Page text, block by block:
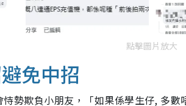
點擊圖片放大
免中招
勢欺負小朋友，「如果係學生仔, 多